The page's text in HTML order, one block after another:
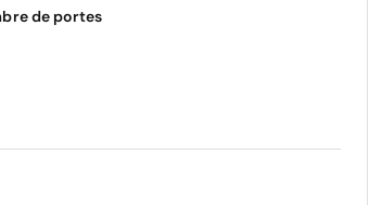
de portes